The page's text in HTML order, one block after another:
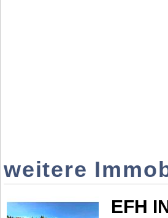
weitere
EFH